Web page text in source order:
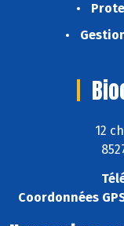
12
Coordonnées